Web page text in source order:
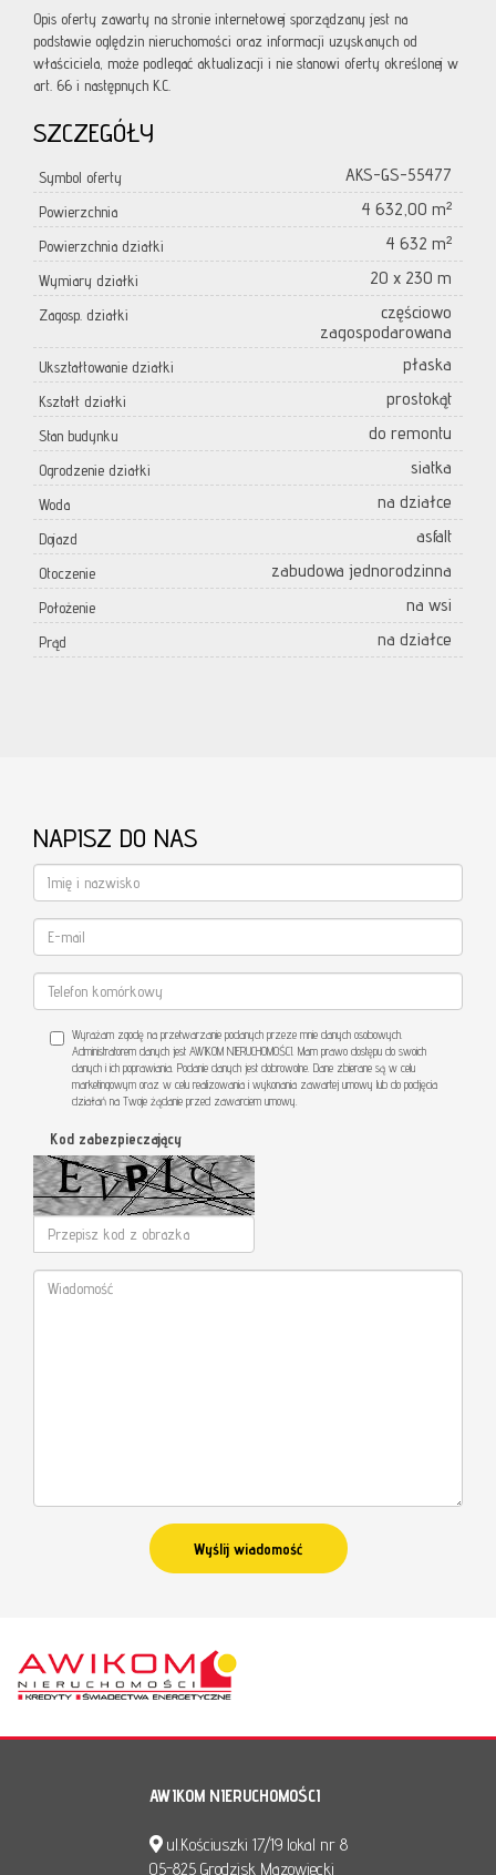
Opis oferty zawarty na stronie internetowej sporządzany jest na
podstawie oględzin nieruchomości oraz informacji uzyskanych od
właściciela, może podlegać aktualizacji i nie stanowi oferty określonej w
art. 66 i następnych K.C.
SZCZEGÓŁY
Symbol oferty AKS-GS-55477
Powierzchnia 4 632,00 m²
Powierzchnia działki 4 632 m²
Wymiary działki 20 x 230 m
Zagosp. działki
częściowo
zagospodarowana
Ukształtowanie działki płaska
Kształt działki prostokąt
Stan budynku do remontu
Ogrodzenie działki siatka
Woda na działce
Dojazd asfalt
Otoczenie zabudowa jednorodzinna
Położenie na wsi
Prąd na działce
NAPISZ DO NAS
Wyrażam zgodę na przetwarzanie podanych przeze mnie danych osobowych.
Administratorem danych jest AWIKOM NIERUCHOMOŚCI. Mam prawo dostępu do swoich
danych i ich poprawiania. Podanie danych jest dobrowolne. Dane zbierane są w celu
marketingowym oraz w celu realizowania i wykonania zawartej umowy lub do podjęcia
działań na Twoje żądanie przed zawarciem umowy.
Kod zabezpieczający
AWIKOM NIERUCHOMOŚCI
ul.Kościuszki 17/19 lokal nr 8
05-825 Grodzisk Mazowiecki